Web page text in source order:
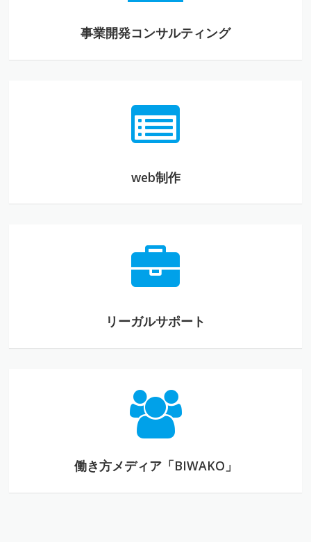
事業開発コンサルティング
web制作
リーガルサポート
働き方メディア「BIWAKO」
働き方メディア「BIWAKO」